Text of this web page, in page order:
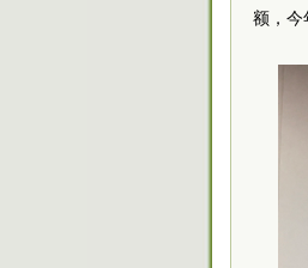
额，今